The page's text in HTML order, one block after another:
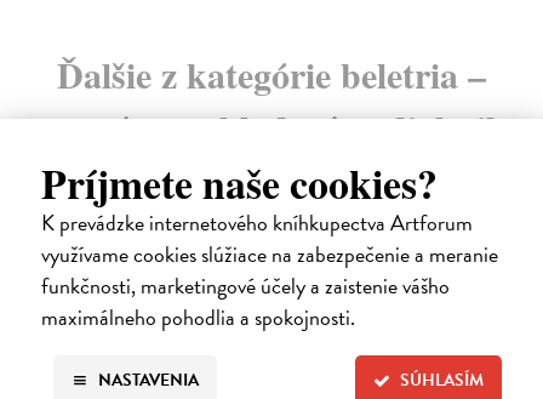
Príjmete naše cookies?
K prevádzke internetového kníhkupectva Artforum
využívame cookies slúžiace na zabezpečenie a meranie
funkčnosti, marketingové účely a zaistenie vášho
maximálneho pohodlia a spokojnosti.
SÚHLASÍM
NASTAVENIA
Ďalšie z kategórie beletria –
svetové a prekladové audioknihy
E-AUDIO